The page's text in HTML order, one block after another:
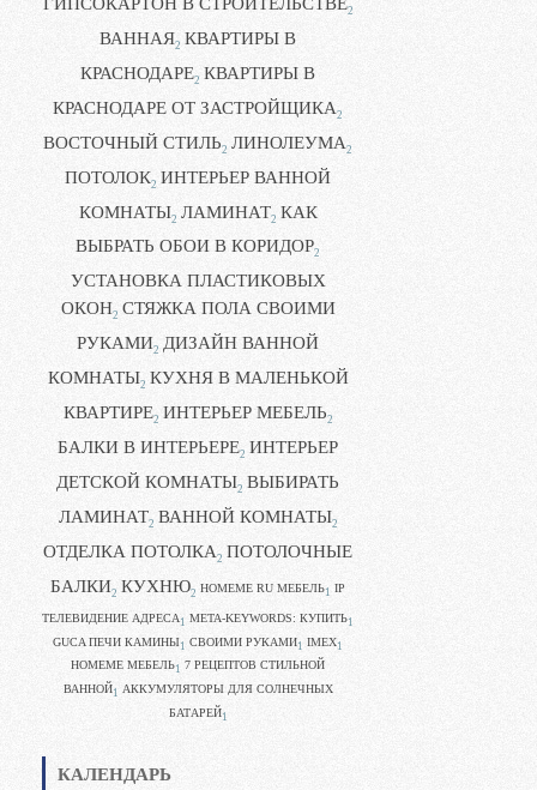
2
ВАННАЯ2 КВАРТИРЫ В
КРАСНОДАРЕ2 КВАРТИРЫ В
КРАСНОДАРЕ ОТ ЗАСТРОЙЩИКА2
ВОСТОЧНЫЙ СТИЛЬ2 ЛИНОЛЕУМА2
ПОТОЛОК2 ИНТЕРЬЕР ВАННОЙ
КОМНАТЫ2 ЛАМИНАТ2 КАК
ВЫБРАТЬ ОБОИ В КОРИДОР2
УСТАНОВКА ПЛАСТИКОВЫХ
ОКОН2 СТЯЖКА ПОЛА СВОИМИ
РУКАМИ2 ДИЗАЙН ВАННОЙ
КОМНАТЫ2 КУХНЯ В МАЛЕНЬКОЙ
КВАРТИРЕ2 ИНТЕРЬЕР МЕБЕЛЬ2
БАЛКИ В ИНТЕРЬЕРЕ2 ИНТЕРЬЕР
ДЕТСКОЙ КОМНАТЫ2 ВЫБИРАТЬ
ЛАМИНАТ2 ВАННОЙ КОМНАТЫ2
ОТДЕЛКА ПОТОЛКА2 ПОТОЛОЧНЫЕ
БАЛКИ2 КУХНЮ2 HOMEME RU МЕБЕЛЬ1 IP
ТЕЛЕВИДЕНИЕ АДРЕСА 1 META-KEYWORDS: КУПИТЬ1
GUCA ПЕЧИ КАМИНЫ1 CВОИМИ РУКАМИ1 IMEX1
HOMEME МЕБЕЛЬ1 7 РЕЦЕПТОВ СТИЛЬНОЙ
ВАННОЙ1 АККУМУЛЯТОРЫ ДЛЯ СОЛНЕЧНЫХ
БАТАРЕЙ1
КАЛЕНДАРЬ